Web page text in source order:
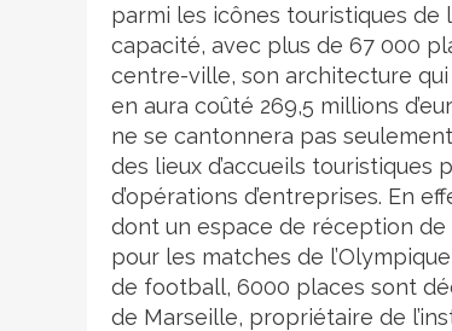
parmi les icônes touristiques de
capacité, avec plus de 67 000
centre-ville, son architecture qui
en aura coûté 269,5 millions
ne se cantonnera pas
des lieux d’accueils touristiques
d’opérations d’entreprises. En
dont un espace de réception de
pour les matches de
de football, 6000 places sont
de Marseille, propriétaire de